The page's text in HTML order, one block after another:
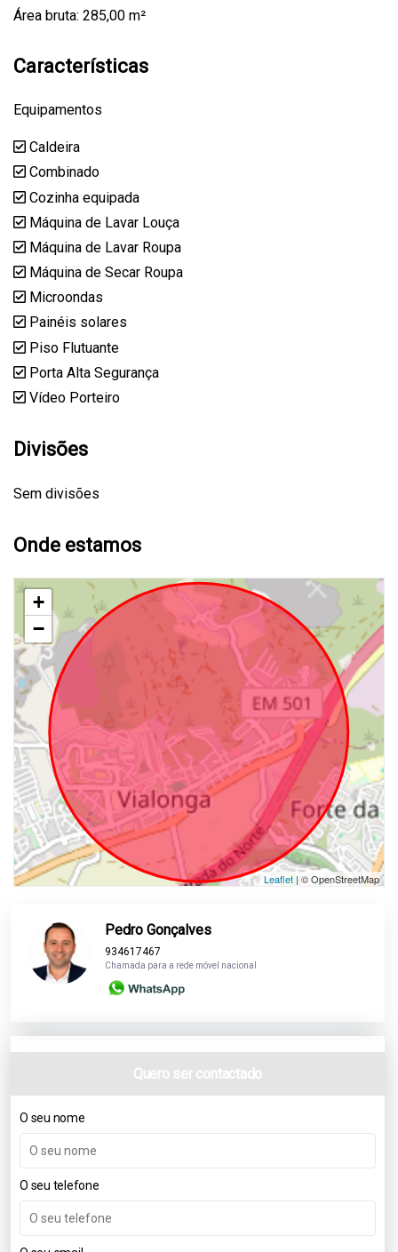
Área bruta: 285,00 m²
Características
Equipamentos
Caldeira
Combinado
Cozinha equipada
Máquina de Lavar Louça
Máquina de Lavar Roupa
Máquina de Secar Roupa
Microondas
Painéis solares
Piso Flutuante
Porta Alta Segurança
Vídeo Porteiro
Divisões
Sem divisões
Onde estamos
+
−
Leaflet | © OpenStreetMap
Pedro Gonçalves
934617467
Chamada para a rede móvel nacional
Quero ser contactado
O seu nome
O seu telefone